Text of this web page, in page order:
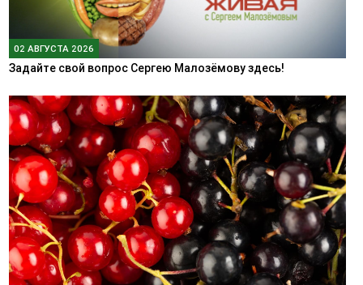
02 АВГУСТА 2026
Задайте свой вопрос Сергею Малозёмову здесь!